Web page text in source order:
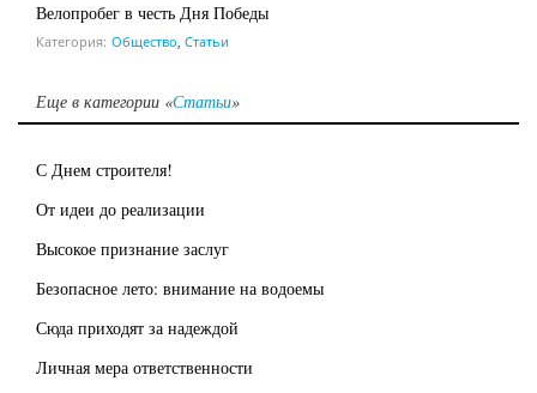
Велопробег в честь Дня Победы
Категория: Общество, Статьи
Еще в категории «Статьи»
С Днем строителя!
От идеи до реализации
Высокое признание заслуг
Безопасное лето: внимание на водоемы
Сюда приходят за надеждой
Личная мера ответственности